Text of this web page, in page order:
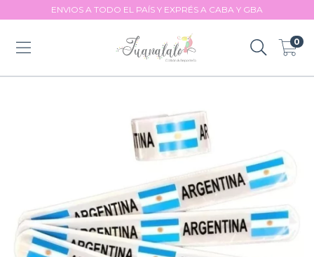
ENVIOS A TODO EL PAÍS Y EXPRÉS A CABA Y GBA
0